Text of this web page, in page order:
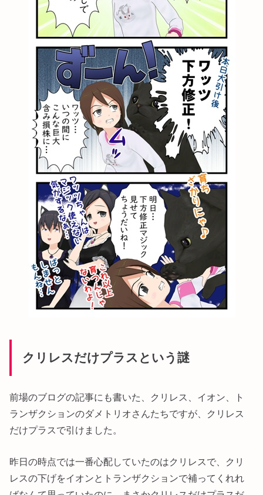
クリレスだけプラスという謎
前場のブログの記事にも書いた、クリレス、イオン、ト
ランザクションのダメトリオさんたちですが、クリレス
だけプラスで引けました。
昨日の時点では一番心配していたのはクリレスで、クリ
レスの下げをイオンとトランザクションで補ってくれれ